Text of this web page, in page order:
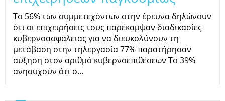
Το 56% των συμμετεχόντων στην έρευνα δηλώνουν
ότι οι επιχειρήσεις τους παρέκαμψαν διαδικασίες
κυβερνοασφάλειας για να διευκολύνουν τη
μετάβαση στην τηλεργασία 77% παρατήρησαν
αύξηση στον αριθμό κυβερνοεπιθέσεων Το 39%
ανησυχούν ότι ο...